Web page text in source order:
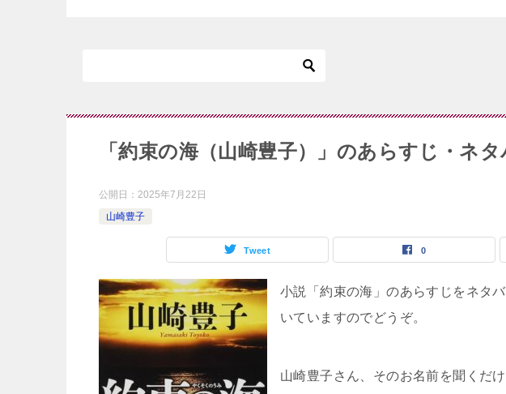
「約束の海（山崎豊子）」のあらすじ・ネ
公開日： 2025年7月22日
山崎豊子
Tweet 0
小説「約束の海」のあらすじをネタ
いていますのでどうぞ。
山崎豊子さん、そのお名前を聞くだ